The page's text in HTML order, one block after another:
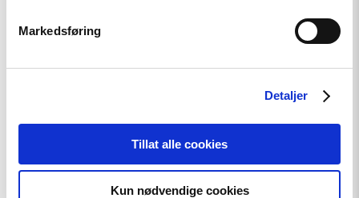
Markedsføring
Detaljer
Tillat alle cookies
Kun nødvendige cookies